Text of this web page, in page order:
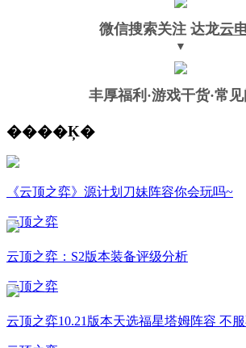
微信搜索关注 达龙云
▼
丰厚福利 ·游戏干货·常
����Ķ�
《云顶之弈》源计划刀妹阵容你会玩吗~
云顶之弈
云顶之弈：S2版本装备评级分析
云顶之弈
云顶之弈10.21版本天选福星塔姆阵容 不